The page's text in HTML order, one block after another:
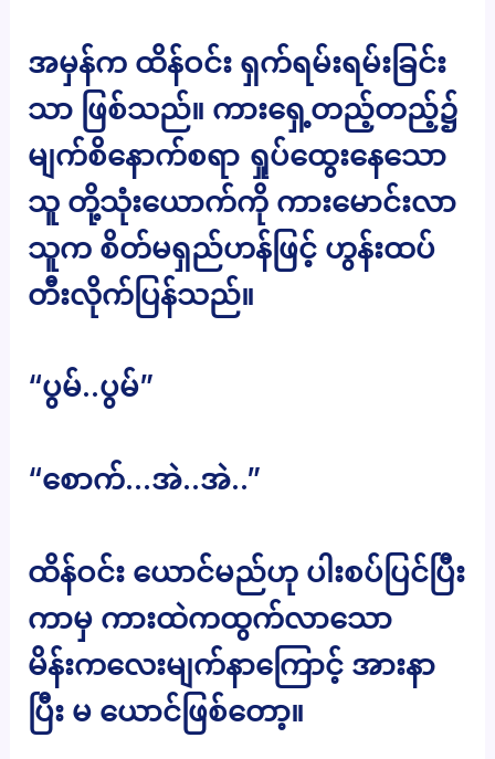
အမှန်က ထိန်ဝင်း ရှက်ရမ်းရမ်းခြင်း
သာ ဖြစ်သည်။ ကားရှေ့တည့်တည့်၌
မျက်စိနောက်စရာ ရှုပ်ထွေးနေသော
သူ တို့သုံးယောက်ကို ကားမောင်းလာ
သူက စိတ်မရှည်ဟန်ဖြင့် ဟွန်းထပ်
တီးလိုက်ပြန်သည်။
“ပွမ်..ပွမ်”
“စောက်…အဲ..အဲ..”
ထိန်ဝင်း ယောင်မည်ဟု ပါးစပ်ပြင်ပြီး
ကာမှ ကားထဲကထွက်လာသော
မိန်းကလေးမျက်နာကြောင့် အားနာ
ပြီး မ ယောင်ဖြစ်တော့။